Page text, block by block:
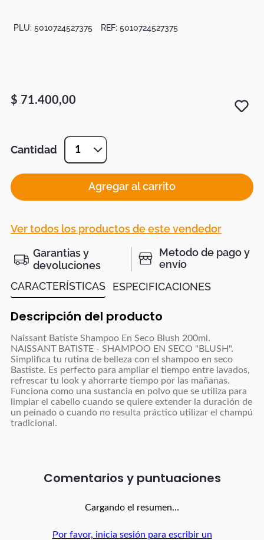
PLU: 5010724527375 REF: 5010724527375
$ 71.400,00
Cantidad 1
Agregar al carrito
Ver todos los productos de este vendedor
Garantias y
devoluciones
Metodo de pago y
envío
CARACTERÍSTICAS
ESPECIFICACIONES
Descripción del producto
Naissant Batiste Shampoo En Seco Blush 200ml.
NAISSANT BATISTE - SHAMPOO EN SECO "BLUSH".
Simplifica tu rutina de belleza con el shampoo en seco
Bastiste. Es perfecto para ampliar el tiempo entre lavados,
refrescar tu look y ahorrarte tiempo por las mañanas.
Funciona como una sustancia en polvo que se utiliza para
limpiar el cabello cuando se quiere extender la duración de
un peinado o cuando no resulta práctico utilizar el champú
tradicional.
Comentarios
Cargando el resumen…
Por favor, inicia sesión para escribir un